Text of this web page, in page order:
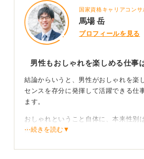
国家資格キャリアコンサ
馬場 岳
プロフィールを見る
男性もおしゃれを楽しめる仕事
結論からいうと、男性がおしゃれを楽
センスを存分に発揮して活躍できる仕
ます。
おしゃれということ自体に、本来性別
ん。
⋯続きを読む▼